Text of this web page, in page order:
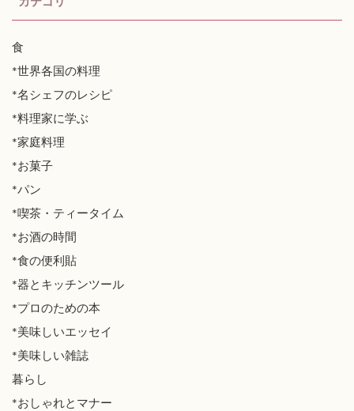
食
*世界各国の料理
*名シェフのレシピ
*料理家に学ぶ
*家庭料理
*お菓子
*パン
*喫茶・ティータイム
*お酒の時間
*食の便利貼
*器とキッチンツール
*プロのための本
*美味しいエッセイ
*美味しい雑誌
暮らし
*おしゃれとマナー